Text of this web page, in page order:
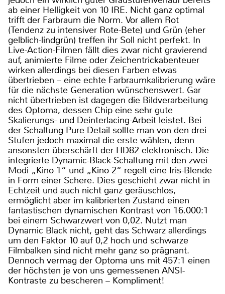
ab einer Helligkeit von 10 IRE. Nicht ganz optimal
trifft der Farbraum die Norm. Vor allem Rot
(Tendenz zu intensiver Rote-Bete) und Grün (eher
gelblich-lindgrün) treffen ihr Soll nicht perfekt. In
Live-Action-Filmen fällt dies zwar nicht gravierend
auf, animierte Filme oder Zeichentrickabenteuer
wirken allerdings bei diesen Farben etwas
übertrieben – eine echte Farbraumkalibrierung wäre
für die nächste Generation wünschenswert. Gar
nicht übertrieben ist dagegen die Bildverarbeitung
des Optoma, dessen Chip eine sehr gute
Skalierungs- und Deinterlacing-Arbeit leistet. Bei
der Schaltung Pure Detail sollte man von den drei
Stufen jedoch maximal die erste wählen, denn
ansonsten überschärft der HD82 elektronisch. Die
integrierte Dynamic-Black-Schaltung mit den zwei
Modi „Kino 1“ und „Kino 2“ regelt eine Iris-Blende
in Form einer Schere. Dies geschieht zwar nicht in
Echtzeit und auch nicht ganz geräuschlos,
ermöglicht aber im kalibrierten Zustand einen
fantastischen dynamischen Kontrast von 16.000:1
bei einem Schwarzwert von 0,02. Nutzt man
Dynamic Black nicht, geht das Schwarz allerdings
um den Faktor 10 auf 0,2 hoch und schwarze
Filmbalken sind nicht mehr ganz so prägnant.
Dennoch vermag der Optoma uns mit 457:1 einen
der höchsten je von uns gemessenen ANSI-
Kontraste zu bescheren – Kompliment!